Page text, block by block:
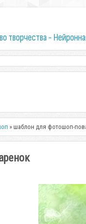
творчества -
» шаблон для фотошоп-